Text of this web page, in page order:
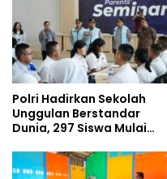
Polri Hadirkan Sekolah
Unggulan Berstandar
Dunia, 297 Siswa Mulai